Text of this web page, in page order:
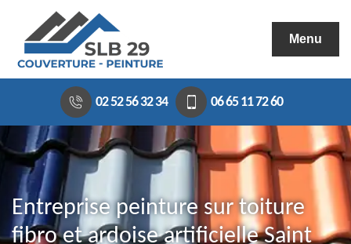
Menu
02 52 56 32 34 06 65 11 72 60
Entreprise peinture sur toiture
fibro et ardoise artificielle Saint